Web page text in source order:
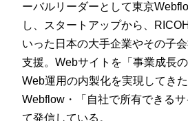
ーバルリーダーとして東京
し、スタートアップから、
いった日本の大手企業やその子
支援。Webサイトを「事業成長の
Web運用の内製化を実現してき
Webflow・「自社で所有できる
て発信している。